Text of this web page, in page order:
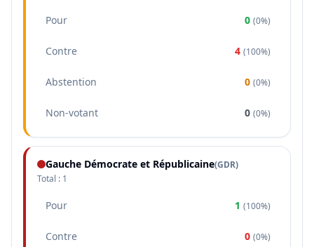
Pour 0 (0%)
Contre 4 (100%)
Abstention 0 (0%)
Non-votant 0 (0%)
Gauche Démocrate et Républicaine(GDR)
Total : 1
Pour 1 (100%)
Contre 0 (0%)